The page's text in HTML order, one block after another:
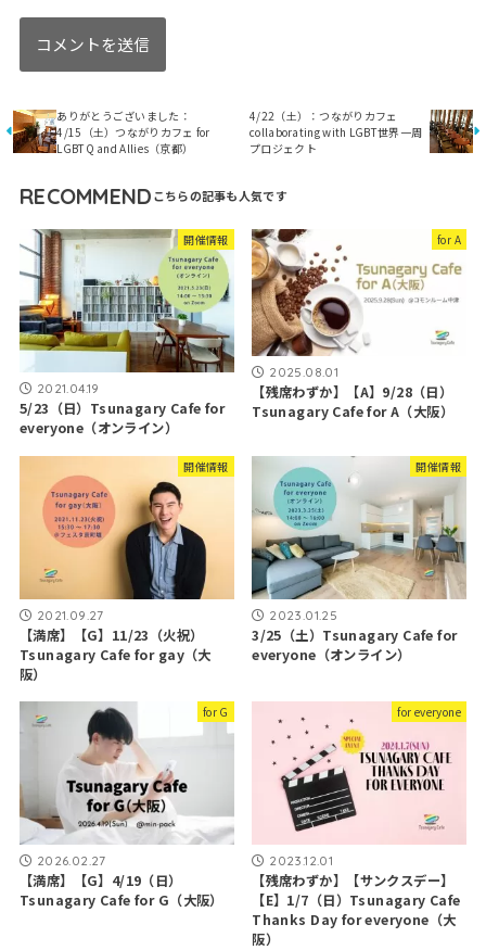
ありがとうございました：
4/15（土）つながりカフェ for
LGBTQ and Allies（京都）
4/22（土）：つながりカフェ
collaborating with LGBT世界一周
プロジェクト
RECOMMEND
開催情報
2021.04.19
5/23（日）Tsunagary Cafe for
everyone（オンライン）
for A
2025.08.01
【残席わずか】【A】9/28（日）
Tsunagary Cafe for A（大阪）
開催情報
2021.09.27
【満席】【G】11/23（火祝）
Tsunagary Cafe for gay（大
阪）
開催情報
2023.01.25
3/25（土）Tsunagary Cafe for
everyone（オンライン）
for G
2026.02.27
【満席】【G】4/19（日）
Tsunagary Cafe for G（大阪）
for everyone
2023.12.01
【残席わずか】【サンクスデー】
【E】1/7（日）Tsunagary Cafe
Thanks Day for everyone（大
阪）